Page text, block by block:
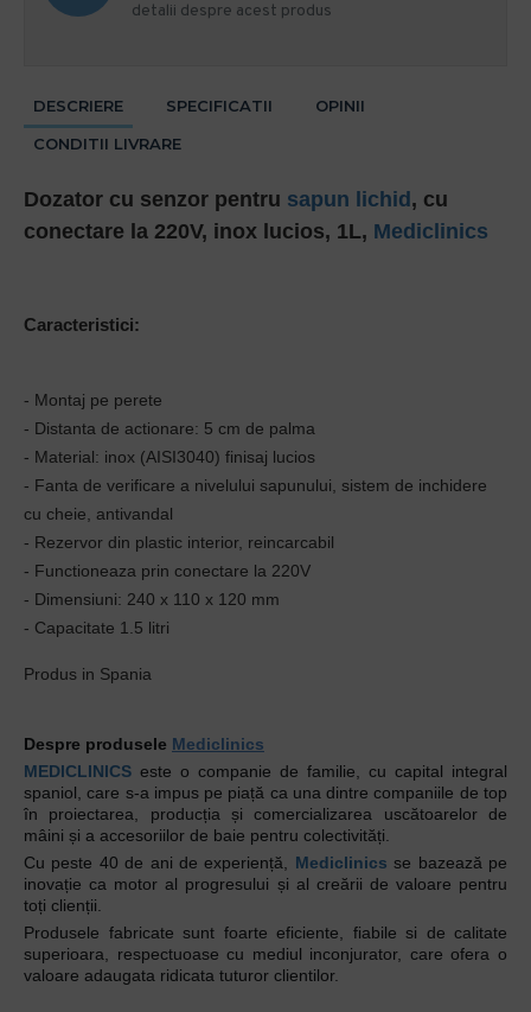
detalii despre acest produs
DESCRIERE SPECIFICATII
OPINII
CONDITII LIVRARE
Dozator cu senzor pentru sapun lichid , cu
conectare la 220V, inox lucios, 1L, Mediclinics
Caracteristici:
- Montaj pe perete
- Distanta de actionare: 5 cm de palma
- Material: inox (AISI3040) finisaj lucios
- Fanta de verificare a nivelului sapunului, sistem de inchidere
cu cheie, antivandal
- Rezervor din plastic interior, reincarcabil
- Functioneaza prin conectare la 220V
- Dimensiuni: 240 x 110 x 120 mm
- Capacitate 1.5 litri
Produs in Spania
Despre produsele Mediclinics
MEDICLINICS este o companie de familie, cu capital integral
spaniol, care s-a impus pe piață ca una dintre companiile de top
în proiectarea, producția și comercializarea uscătoarelor de
mâini și a accesoriilor de baie pentru colectivități.
Cu peste 40 de ani de experiență, Mediclinics se bazează pe
inovație ca motor al progresului și al creării de valoare pentru
toți clienții.
Produsele fabricate sunt foarte eficiente, fiabile si de calitate
superioara, respectuoase cu mediul inconjurator, care ofera o
valoare adaugata ridicata tuturor clientilor.